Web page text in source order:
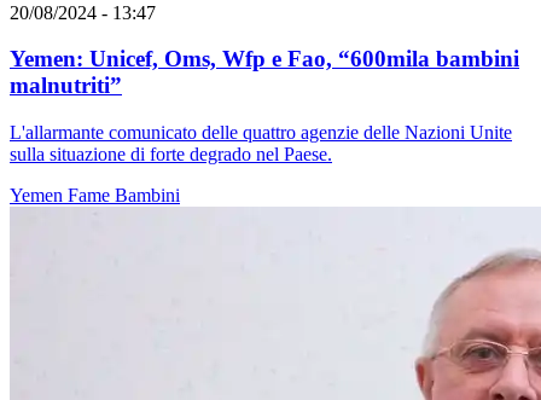
20/08/2024 - 13:47
Yemen: Unicef, Oms, Wfp e Fao, “600mila bambini
malnutriti”
L'allarmante comunicato delle quattro agenzie delle Nazioni Unite
sulla situazione di forte degrado nel Paese.
Yemen Fame Bambini